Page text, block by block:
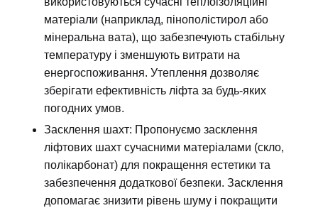
матеріали (наприклад, пінополістирол або
мінеральна вата), що забезпечують стабільну
температуру і зменшують витрати на
енергоспоживання. Утеплення дозволяє
зберігати ефективність ліфта за будь-яких
погодних умов.
Засклення шахт: Пропонуємо засклення
ліфтових шахт сучасними матеріалами (скло,
полікарбонат) для покращення естетики та
забезпечення додаткової безпеки. Засклення
допомагає знизити рівень шуму і покращити